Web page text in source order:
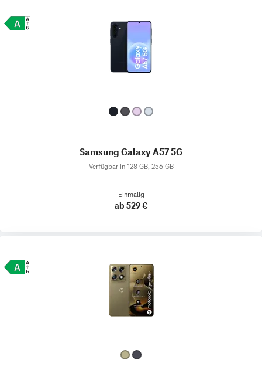
Samsung Galaxy A57 5G
Verfügbar in 128 GB, 256 GB
Einmalig
ab 529 €